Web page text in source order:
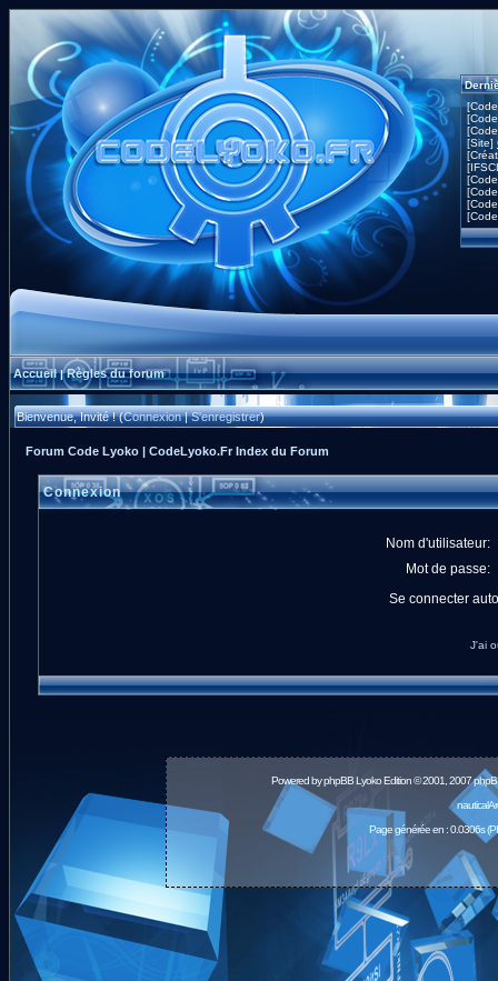
[Site]
Accueil|Règles du forum
Bienvenue, Invité ! (Connexion|S'enregistrer)
Forum Code Lyoko | CodeLyoko.Fr Index du Forum
Connexion
Nom d'utilisateur:
Mot de passe:
Se connecter
J'ai
Powered byphpBBLyoko Edition © 2001, 2007
Page générée en : 0.0306s